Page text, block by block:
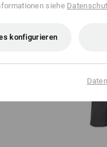
siehe
konfigurieren